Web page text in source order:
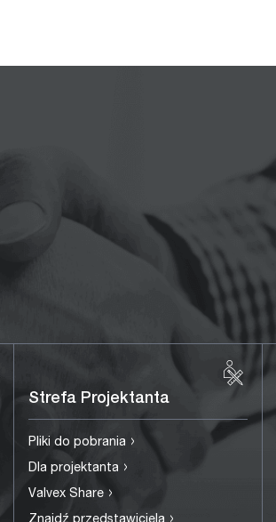
Strefa Projektanta
Pliki do pobrania ›
Dla projektanta ›
Valvex Share ›